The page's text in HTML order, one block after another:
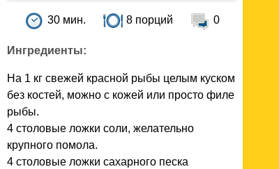
30 мин. 8 порций 0
Ингредиенты:
На 1 кг свежей красной рыбы целым куском
без костей, можно с кожей или просто филе
рыбы.
4 столовые ложки соли, желательно
крупного помола.
4 столовые ложки сахарного песка